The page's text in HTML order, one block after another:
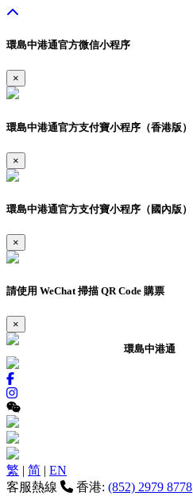
環島中港通官方微信小程序
×
環島中港通官方支付寶小程序（香港版）
×
環島中港通官方支付寶小程序（國內版）
×
請使用 WeChat 掃描 QR Code 購票
×
環島中港通
繁 | 简 | EN
客服熱線
香港: (852) 2979 8778